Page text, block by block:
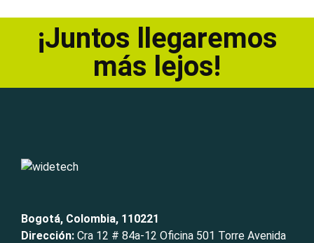
¡Juntos llegaremos
más lejos!
Bogotá, Colombia, 110221
Dirección: Cra 12 # 84a-12 Oficina 501 Torre Avenida